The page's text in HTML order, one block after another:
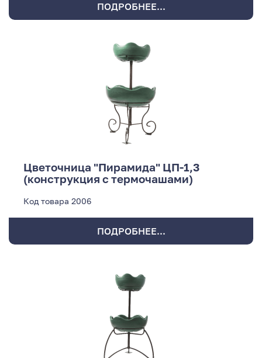
ПОДРОБНЕЕ...
Цветочница "Пирамида" ЦП-1,3
(конструкция с термочашами)
Код товара 2006
ПОДРОБНЕЕ...